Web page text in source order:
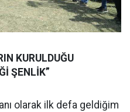
KURULDUĞU
ŞENLİK”
olarak ilk defa geldiğim